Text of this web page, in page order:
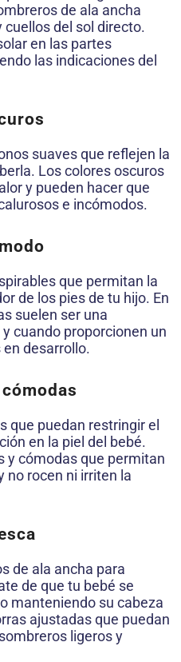
de ala ancha
del sol directo.
en las partes
las indicaciones del
suaves que reflejen la
Los colores oscuros
y pueden hacer que
e incómodos.
que permitan la
de los pies de tu hijo. En
suelen ser una
cuando proporcionen un
desarrollo.
que puedan restringir el
en la piel del bebé.
y cómodas que permitan
no rocen ni irriten la
de ala ancha para
de que tu bebé se
manteniendo su cabeza
ajustadas que puedan
ligeros y